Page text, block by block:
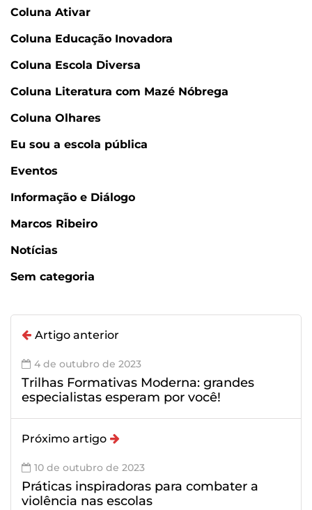
Coluna Ativar
Coluna Educação Inovadora
Coluna Escola Diversa
Coluna Literatura com Mazé Nóbrega
Coluna Olhares
Eu sou a escola pública
Eventos
Informação e Diálogo
Marcos Ribeiro
Notícias
Sem categoria
Artigo anterior
4 de outubro de 2023
Trilhas Formativas Moderna: grandes
especialistas esperam por você!
Próximo artigo
10 de outubro de 2023
Práticas inspiradoras para combater a
violência nas escolas